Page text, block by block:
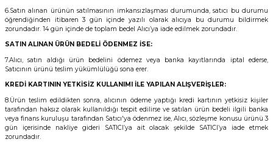
6.Satın alınan ürünün satılmasının imkansızlaşması durumunda, satıcı bu durumu
öğrendiğinden itibaren 3 gün içinde yazılı olarak alıcıya bu durumu bildirmek
zorundadır. 14 gün içinde de toplam bedel Alıcı’ya iade edilmek zorundadır.
SATIN ALINAN ÜRÜN BEDELİ ÖDENMEZ İSE:
7.Alıcı, satın aldığı ürün bedelini ödemez veya banka kayıtlarında iptal ederse,
Satıcının ürünü teslim yükümlülüğü sona erer.
KREDİ KARTININ YETKİSİZ KULLANIMI İLE YAPILAN ALIŞVERİŞLER:
8.Ürün teslim edildikten sonra, alıcının ödeme yaptığı kredi kartının yetkisiz kişiler
tarafından haksız olarak kullanıldığı tespit edilirse ve satılan ürün bedeli ilgili banka
veya finans kuruluşu tarafından Satıcı'ya ödenmez ise, Alıcı, sözleşme konusu ürünü 3
gün içerisinde nakliye gideri SATICI’ya ait olacak şekilde SATICI’ya iade etmek
zorundadır.